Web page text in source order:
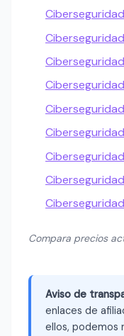
Compara precios
Aviso de
enlaces de
ellos, podemos